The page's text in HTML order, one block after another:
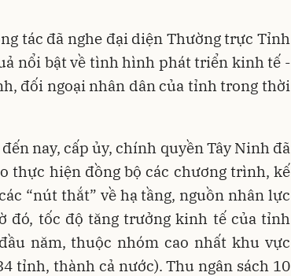
tác đã nghe đại diện Thường trực Tỉnh
nổi bật về tình hình phát triển kinh tế -
đối ngoại nhân dân của tỉnh trong thời
nay, cấp ủy, chính quyền Tây Ninh đã
thực hiện đồng bộ các chương trình, kế
“nút thắt” về hạ tầng, nguồn nhân lực
đó, tốc độ tăng trưởng kinh tế của tỉnh
năm, thuộc nhóm cao nhất khu vực
tỉnh, thành cả nước). Thu ngân sách 10